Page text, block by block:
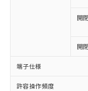
開
開
端子仕様
許容操作頻度
以下の条件
ご利用くださ
本サー
商品の
(税抜)
当社制
本サー
非含有に非
定はありませ
調査・確認
非含有の対
非該当品：
害物質有無と
仕入先様の
「○」：最
基準値以下で
「×」：最
基準値を超え